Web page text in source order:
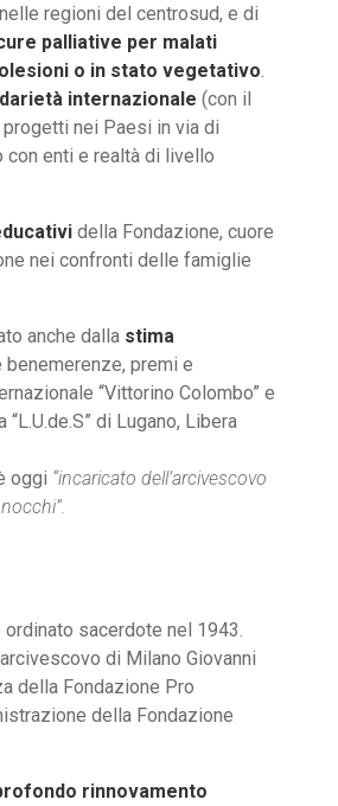
regioni del centrosud, e di
palliative per malati
o in stato vegetativo
internazionale (con il
nei Paesi in via di
con enti e realtà di livello
della Fondazione, cuore
nei confronti delle famiglie
anche dalla stima
premi e
“Vittorino Colombo” e
di Lugano, Libera
oggi “incaricato dell’arcivescovo
sacerdote nel 1943.
di Milano Giovanni
della Fondazione Pro
della Fondazione
rinnovamento